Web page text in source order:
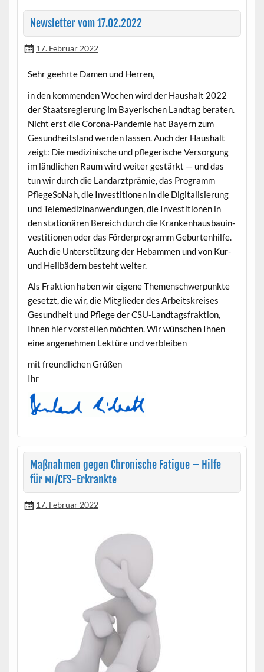
Newsletter vom 17.02.2022
17. Februar 2022
Sehr geehrte Damen und Herren,
in den kom­menden Wochen wird der Haushalt 2022
der Staat­sregierung im Bay­erischen Land­tag berat­en.
Nicht erst die Coro­na-Pan­demie hat Bay­ern zum
Gesund­heit­s­land wer­den lassen. Auch der Haushalt
zeigt: Die medi­zinis­che und pflegerische Ver­sorgung
im ländlichen Raum wird weit­er gestärkt — und das
tun wir durch die Lan­darzt­prämie, das Pro­gramm
PflegeS­oN­ah, die Investi­tio­nen in die Dig­i­tal­isierung
und Telemedi­z­inan­wen­dun­gen, die Investi­tio­nen in
den sta­tionären Bere­ich durch die Kranken­haus­bauin­
vesti­tio­nen oder das Förder­pro­gramm Geburten­hil­fe.
Auch die Unter­stützung der Hebam­men und von Kur-
und Heil­bädern beste­ht weiter.
Als Frak­tion haben wir eigene The­men­schw­er­punk­te
geset­zt, die wir, die Mit­glieder des Arbeit­skreis­es
Gesund­heit und Pflege der CSU-Land­tags­frak­tion,
Ihnen hier vorstellen möcht­en. Wir wün­schen Ihnen
eine angenehmen Lek­türe und verbleiben
mit fre­undlichen Grüßen
Ihr
Maßnahmen gegen Chronische Fatigue – Hilfe
für ME/CFS-Erkrankte
17. Februar 2022